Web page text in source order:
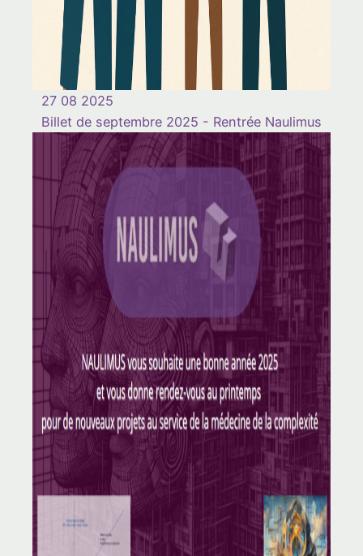
27 08 2025
Billet de septembre 2025 - Rentrée Naulimus